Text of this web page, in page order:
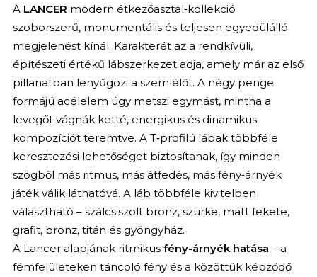
A LANCER modern étkezőasztal‑kollekció
szoborszerű, monumentális és teljesen egyedülálló
megjelenést kínál. Karakterét az a rendkívüli,
építészeti értékű lábszerkezet adja, amely már az első
pillanatban lenyűgözi a szemlélőt. A négy penge
formájú acélelem úgy metszi egymást, mintha a
levegőt vágnák ketté, energikus és dinamikus
kompozíciót teremtve. A T‑profilú lábak többféle
keresztezési lehetőséget biztosítanak, így minden
szögből más ritmus, más átfedés, más fény‑árnyék
játék válik láthatóvá. A láb többféle kivitelben
választható – szálcsiszolt bronz, szürke, matt fekete,
grafit, bronz, titán és gyöngyház.
A Lancer alapjának ritmikus fény-árnyék hatása – a
fémfelületeken táncoló fény és a közöttük képződő